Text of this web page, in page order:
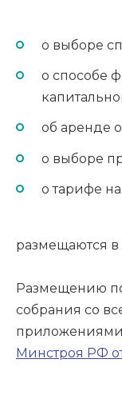
о выборе
о способе
об аренде
о выборе
о тарифе
размещаются в
Размещению
собрания со
Минстроя РФ